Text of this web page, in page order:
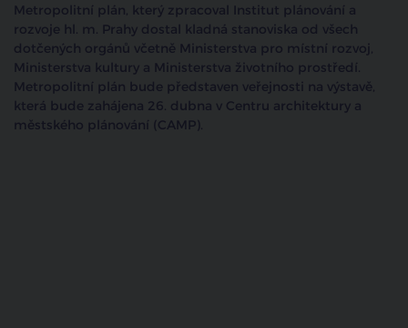
Metropolitní plán, který zpracoval Institut plánování a
rozvoje hl. m. Prahy dostal kladná stanoviska od všech
dotčených orgánů včetně Ministerstva pro místní rozvoj,
Ministerstva kultury a Ministerstva životního prostředí.
Metropolitní plán bude představen veřejnosti na výstavě,
která bude zahájena 26. dubna v Centru architektury a
městského plánování (CAMP).